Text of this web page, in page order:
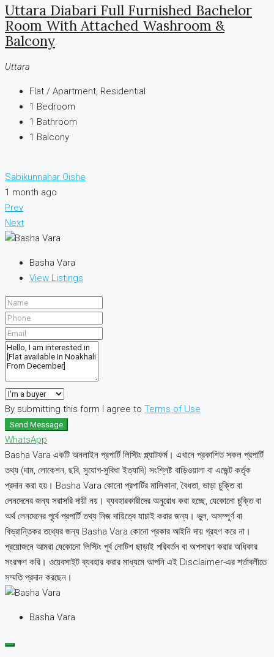
Uttara Diabari Full Furnished Bachelor
Room With Attached Washroom &
Balcony
Uttara
Flat / Apartment, Residential
1 Bedroom
1 Bathroom
1 Balcony
Sabikunnahar Oishe
1 month ago
Prev
Next
Basha Vara
View Listings
By submitting this form I agree to Terms of Use
Send Message
WhatsApp
Basha Vara একটি অনলাইন প্রপার্টি লিস্টিং প্ল্যাটফর্ম। এখানে প্রকাশিত সকল প্রপার্টি
তথ্য (দাম, লোকেশন, ছবি, সুযোগ-সুবিধা ইত্যাদি) সংশ্লিষ্ট বাড়িওয়ালা বা এজেন্ট কর্তৃক
প্রদান করা হয়। Basha Vara কোনো প্রপার্টির মালিকানা, বৈধতা, ভাড়া চুক্তি বা
লেনদেনের জন্য সরাসরি দায়ী নয়। ব্যবহারকারীদের অনুরোধ করা হচ্ছে, যেকোনো চুক্তি বা
অর্থ লেনদেনের পূর্বে প্রপার্টি তথ্য নিজ দায়িত্বে যাচাই করার জন্য। ভুল, অসম্পূর্ণ বা
বিভ্রান্তিকর তথ্যের জন্য Basha Vara কোনো প্রকার আইনি দায় গ্রহণ করে না।
প্রয়োজনে আমরা যেকোনো লিস্টিং পূর্ব নোটিশ ছাড়াই পরিবর্তন বা অপসারণ করার অধিকার
সংরক্ষণ করি। ওয়েবসাইট ব্যবহার করার মাধ্যমে আপনি এই Disclaimer-এর শর্তাবলীতে
সম্মতি প্রদান করছেন।
Basha Vara